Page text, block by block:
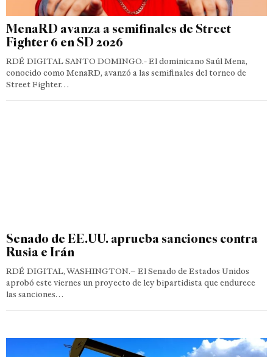
MenaRD avanza a semifinales de Street
Fighter 6 en SD 2026
RDÉ DIGITAL SANTO DOMINGO.- El dominicano Saúl Mena,
conocido como MenaRD, avanzó a las semifinales del torneo de
Street Fighter…
Senado de EE.UU. aprueba sanciones contra
Rusia e Irán
RDÉ DIGITAL, WASHINGTON.– El Senado de Estados Unidos
aprobó este viernes un proyecto de ley bipartidista que endurece
las sanciones…